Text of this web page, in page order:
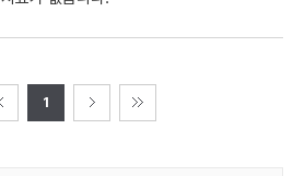
1